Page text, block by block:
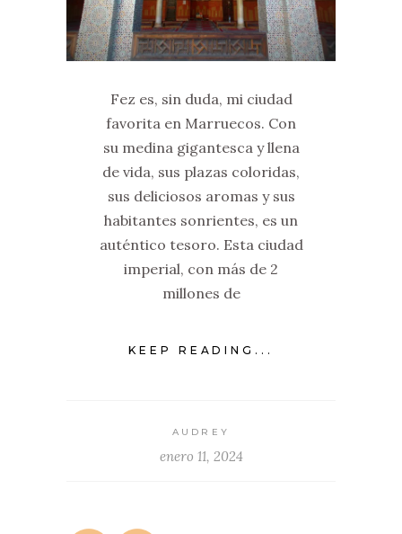
Fez es, sin duda, mi ciudad
favorita en Marruecos. Con
su medina gigantesca y llena
de vida, sus plazas coloridas,
sus deliciosos aromas y sus
habitantes sonrientes, es un
auténtico tesoro. Esta ciudad
imperial, con más de 2
millones de
KEEP READING...
AUDREY
enero 11, 2024